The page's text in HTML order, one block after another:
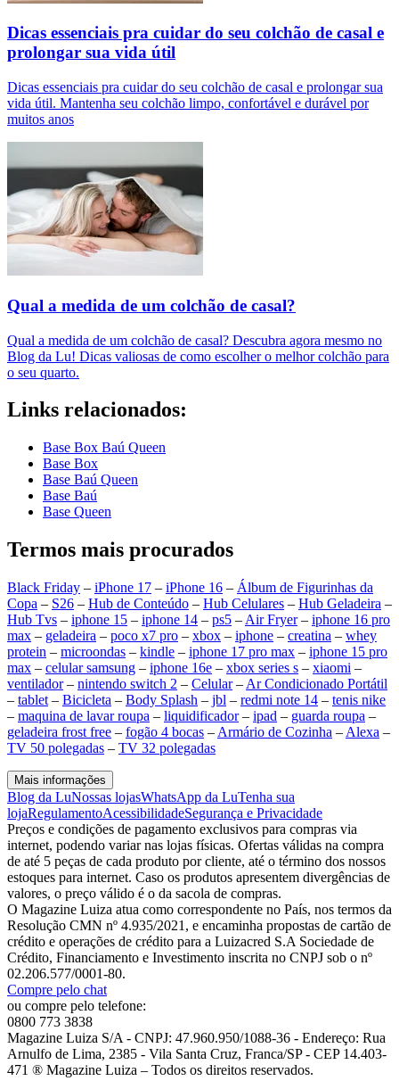
Dicas essenciais pra cuidar do seu colchão de casal e
prolongar sua vida útil
Dicas essenciais pra cuidar do seu colchão de casal e prolongar sua
vida útil. Mantenha seu colchão limpo, confortável e durável por
muitos anos
Qual a medida de um colchão de casal?
Qual a medida de um colchão de casal? Descubra agora mesmo no
Blog da Lu! Dicas valiosas de como escolher o melhor colchão para
o seu quarto.
Links relacionados:
Base Box Baú Queen
Base Box
Base Baú Queen
Base Baú
Base Queen
Termos mais procurados
Black Friday – iPhone 17 – iPhone 16 – Álbum de Figurinhas da
Copa – S26 – Hub de Conteúdo – Hub Celulares – Hub Geladeira –
Hub Tvs – iphone 15 – iphone 14 – ps5 – Air Fryer– iphone 16 pro
max – geladeira – poco x7 pro – xbox – iphone – creatina – whey
protein – microondas – kindle – iphone 17 pro max – iphone 15 pro
max – celular samsung – iphone 16e – xbox series s – xiaomi –
ventilador– nintendo switch 2 – Celular– Ar Condicionado Portátil
– tablet – Bicicleta – Body Splash – jbl – redmi note 14 – tenis nike
– maquina de lavar roupa – liquidificador– ipad – guarda roupa –
geladeira frost free – fogão 4 bocas – Armário de Cozinha – Alexa –
TV 50 polegadas – TV 32 polegadas
Mais informações
Blog da LuNossas lojasWhatsApp da LuTenha sua
lojaRegulamentoAcessibilidadeSegurança e Privacidade
Preços e condições de pagamento exclusivos para compras via
internet, podendo variar nas lojas físicas. Ofertas válidas na compra
de até 5 peças de cada produto por cliente, até o término dos nossos
estoques para internet. Caso os produtos apresentem divergências de
valores, o preço válido é o da sacola de compras.
O Magazine Luiza atua como correspondente no País, nos termos da
Resolução CMN nº 4.935/2021, e encaminha propostas de cartão de
crédito e operações de crédito para a Luizacred S.A Sociedade de
Crédito, Financiamento e Investimento inscrita no CNPJ sob o nº
02.206.577/0001-80.
Compre pelo chat
ou compre pelo telefone:
0800 773 3838
Magazine Luiza S/A - CNPJ: 47.960.950/1088-36 - Endereço: Rua
Arnulfo de Lima, 2385 - Vila Santa Cruz, Franca/SP - CEP 14.403-
471 ® Magazine Luiza – Todos os direitos reservados.